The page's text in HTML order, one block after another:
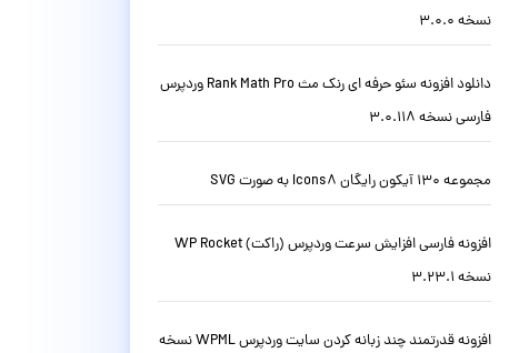
نسخه 3.0.0
دانلود افزونه سئو حرفه ای رنک مث Rank Math Pro وردپرس
فارسی نسخه 3.0.118
مجموعه 130 آیکون رایگان Icons8 به صورت SVG
افزونه فارسی افزایش سرعت وردپرس (راکت) WP Rocket
نسخه 3.23.1
افزونه قدرتمند چند زبانه کردن سایت وردپرس WPML نسخه